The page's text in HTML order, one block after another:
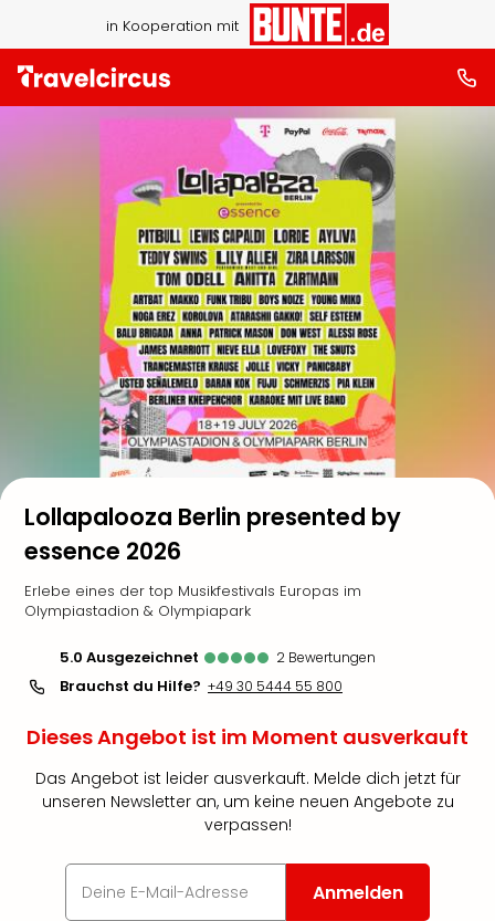
in Kooperation mit
Lollapalooza Berlin presented by
essence 2026
Erlebe eines der top Musikfestivals Europas im
Olympiastadion & Olympiapark
5.0 ausgezeichnet 2 Bewertungen
Brauchst du Hilfe? +49 30 5444 55 800
Dieses Angebot ist im Moment ausverkauft
Das Angebot ist leider ausverkauft. Melde dich jetzt für
unseren Newsletter an, um keine neuen Angebote zu
verpassen!
Anmelden